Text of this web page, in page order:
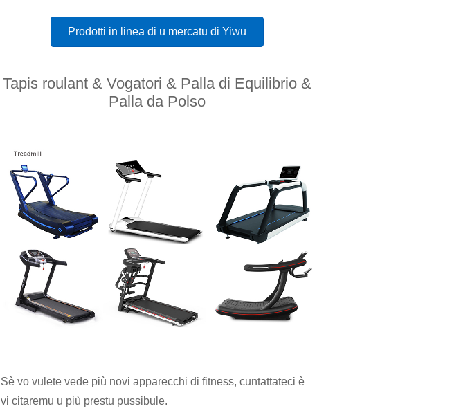
Prodotti in linea di u mercatu di Yiwu
Tapis roulant & Vogatori & Palla di Equilibrio &
Palla da Polso
Sè vo vulete vede più novi apparecchi di fitness, cuntattateci è
vi citaremu u più prestu pussibule.